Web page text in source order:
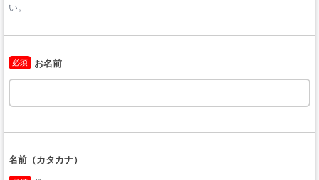
い。
必須 お名前
名前（カタカナ）